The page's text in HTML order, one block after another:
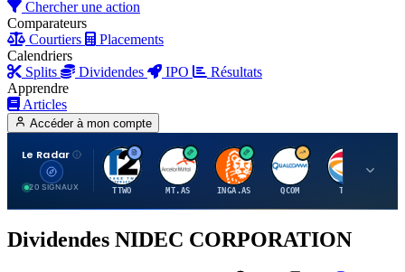
Chercher une action
Comparateurs
Courtiers
Placements
Calendriers
Splits
Dividendes IPO
Résultats
Apprendre
Articles
Accéder à mon compte
Le Radar
20 SIGNAUX
T
TTWO
A
MT.AS
I
INGA.AS
Q
QCOM
T
TTE
Dividendes NIDEC CORPORATION